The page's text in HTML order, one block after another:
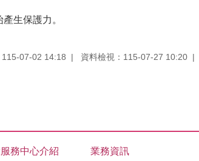
生保護力。
115-07-02 14:18 資料檢視：115-07-27 10:20
務中心介紹 業務資訊